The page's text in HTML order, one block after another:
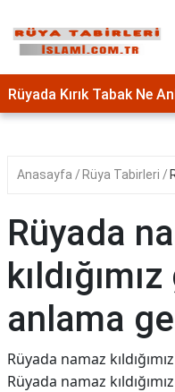
Rüyada Kırık Tabak Ne
Anasayfa Rüya Tabirleri
Rüyada
anlama
Rüyada namaz
Rüyada namaz